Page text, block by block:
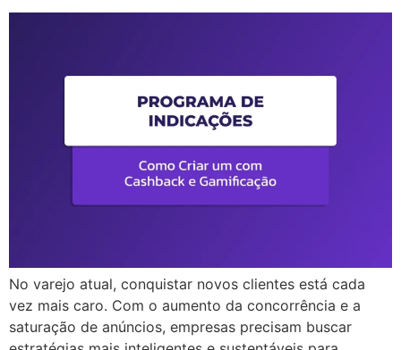
No varejo atual, conquistar novos clientes está cada
vez mais caro. Com o aumento da concorrência e a
saturação de anúncios, empresas precisam buscar